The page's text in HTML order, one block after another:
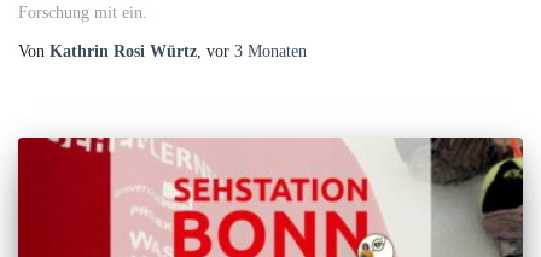
Forschung mit ein.
Von Kathrin Rosi Würtz, vor 3 Monaten